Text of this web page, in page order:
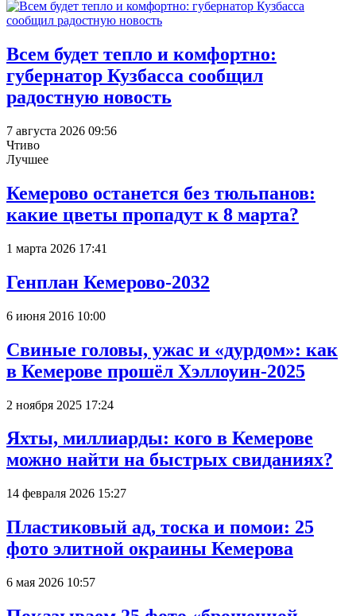
Всем будет тепло и комфортно:
губернатор Кузбасса сообщил
радостную новость
7 августа 2026 09:56
Чтиво
Лучшее
Кемерово останется без тюльпанов:
какие цветы пропадут к 8 марта?
1 марта 2026 17:41
Генплан Кемерово-2032
6 июня 2016 10:00
Свиные головы, ужас и «дурдом»: как
в Кемерове прошёл Хэллоуин-2025
2 ноября 2025 17:24
Яхты, миллиарды: кого в Кемерове
можно найти на быстрых свиданиях?
14 февраля 2026 15:27
Пластиковый ад, тоска и помои: 25
фото элитной окраины Кемерова
6 мая 2026 10:57